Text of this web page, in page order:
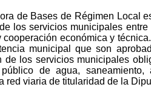
de Bases de Régimen Local
los servicios municipales
económica y
municipal que son
de los servicios municipales
de agua,
red viaria de titularidad de la